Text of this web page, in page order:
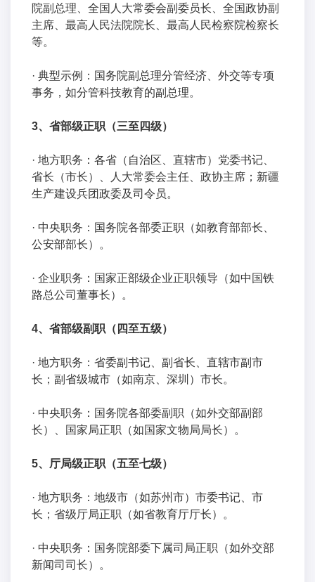
院副总理、全国人大常委会副委员长、全国政协副
主席、最高人民法院院长、最高人民检察院检察长
等。
· 典型示例：国务院副总理分管经济、外交等专项
事务，如分管科技教育的副总理。
3、省部级正职（三至四级）
· 地方职务：各省（自治区、直辖市）党委书记、
省长（市长）、人大常委会主任、政协主席；新疆
生产建设兵团政委及司令员。
· 中央职务：国务院各部委正职（如教育部部长、
公安部部长）。
· 企业职务：国家正部级企业正职领导（如中国铁
路总公司董事长）。
4、省部级副职（四至五级）
· 地方职务：省委副书记、副省长、直辖市副市
长；副省级城市（如南京、深圳）市长。
· 中央职务：国务院各部委副职（如外交部副部
长）、国家局正职（如国家文物局局长）。
5、厅局级正职（五至七级）
· 地方职务：地级市（如苏州市）市委书记、市
长；省级厅局正职（如省教育厅厅长）。
· 中央职务：国务院部委下属司局正职（如外交部
新闻司司长）。